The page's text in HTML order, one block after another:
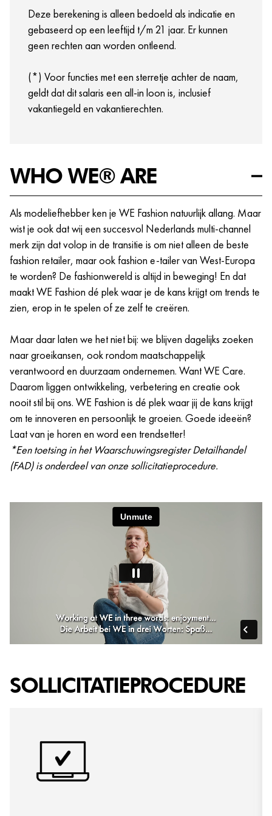
opleidings- en trainingsmogelijkheden die jij nodig
hebt om bij ons te excelleren.
Crewmeetings, events en meer!
Deze berekening is alleen bedoeld als indicatie en
gebaseerd op een leeftijd t/m 21 jaar. Er kunnen
geen rechten aan worden ontleend.
(*) Voor functies met een sterretje achter de naam,
geldt dat dit salaris een all-in loon is, inclusief
vakantiegeld en vakantierechten.
WHO WE® ARE
Als modeliefhebber ken je WE Fashion natuurlijk allang. Maar
wist je ook dat wij een succesvol Nederlands multi-channel
merk zijn dat volop in de transitie is om niet alleen de beste
fashion retailer, maar ook fashion e-tailer van West-Europa
te worden? De fashionwereld is altijd in beweging! En dat
maakt WE Fashion dé plek waar je de kans krijgt om trends te
zien, erop in te spelen of ze zelf te creëren.
Maar daar laten we het niet bij: we blijven dagelijks zoeken
naar groeikansen, ook rondom maatschappelijk
verantwoord en duurzaam ondernemen. Want WE Care.
Daarom liggen ontwikkeling, verbetering en creatie ook
nooit stil bij ons. WE Fashion is dé plek waar jij de kans krijgt
om te innoveren en persoonlijk te groeien. Goede ideeën?
Laat van je horen en word een trendsetter!
*Een toetsing in het Waarschuwingsregister Detailhandel
(FAD) is onderdeel van onze sollicitatieprocedure.
SOLLICITATIEPROCEDURE